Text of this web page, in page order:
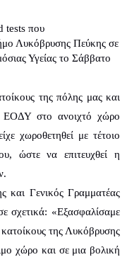
tests που
Λυκόβρυσης Πεύκης σε
Υγείας το Σάββατο
της πόλης μας και
ΕΟΔΥ στο ανοιχτό χώρο
χωροθετηθεί με τέτοιο
ώστε να επιτευχθεί η
Γενικός Γραμματέας
σχετικά: «Εξασφαλίσαμε
της Λυκόβρυσης
χώρο και σε μια βολική